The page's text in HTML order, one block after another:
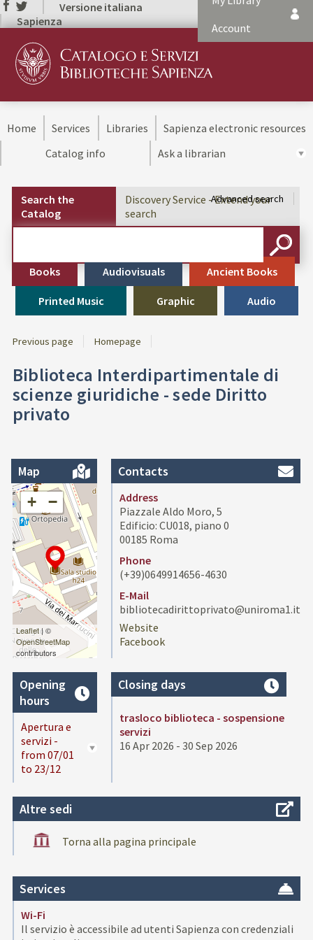
Versione italiana
Sapienza
Account
Home Services Libraries
Sapienza electronic resources
Catalog info
Ask a librarian
Search the
Catalog
Discovery Service - Extend your
search
Books Audiovisuals Ancient Books
Printed Music Graphic Audio
Advanced search
Previous page Homepage
Biblioteca Interdipartimentale di
scienze giuridiche - sede Diritto
privato
Map
+ −
Leaflet| ©
OpenStreetMap
contributors
Contacts
Address
Piazzale Aldo Moro, 5
Edificio: CU018, piano 0
00185 Roma
Phone
(+39)0649914656-4630
E-Mail
bibliotecadirittoprivato@uniroma1.it
Website
Facebook
Opening
hours
Apertura e
servizi -
from 07/01
to 23/12
Closing days
trasloco biblioteca - sospensione
servizi
16 Apr 2026 - 30 Sep 2026
Altre sedi
Torna alla pagina principale
Services
Wi-Fi
Il servizio è accessibile ad utenti Sapienza con credenziali